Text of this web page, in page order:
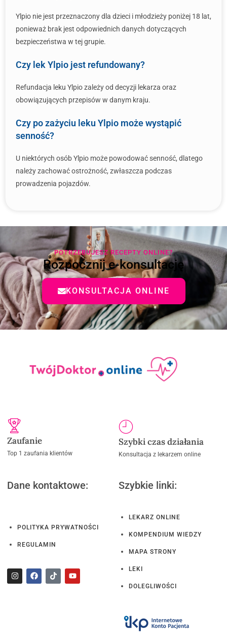
Ylpio nie jest przeznaczony dla dzieci i młodzieży poniżej 18 lat,
ponieważ brak jest odpowiednich danych dotyczących
bezpieczeństwa w tej grupie.
Czy lek Ylpio jest refundowany?
Refundacja leku Ylpio zależy od decyzji lekarza oraz
obowiązujących przepisów w danym kraju.
Czy po zażyciu leku Ylpio może wystąpić
senność?
U niektórych osób Ylpio może powodować senność, dlatego
należy zachować ostrożność, zwłaszcza podczas
prowadzenia pojazdów.
POTRZEBUJESZ RECEPTY ONLINE?
Rozpocznij e-konsultację
KONSULTACJA ONLINE
Zaufanie
Top 1 zaufania klientów
Szybki czas działania
Konsultacja z lekarzem online
Dane kontaktowe:
POLITYKA PRYWATNOŚCI
REGULAMIN
Szybkie linki:
LEKARZ ONLINE
KOMPENDIUM WIEDZY
MAPA STRONY
LEKI
DOLEGLIWOŚCI